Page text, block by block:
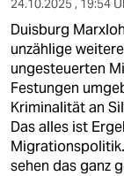
berlin
nord
wahrheit
verlag
24.10.2025 , 19:54
Duisburg
unzählige
ungesteuerten
Festungen
Kriminalität an
Das alles ist
sehen das ganz